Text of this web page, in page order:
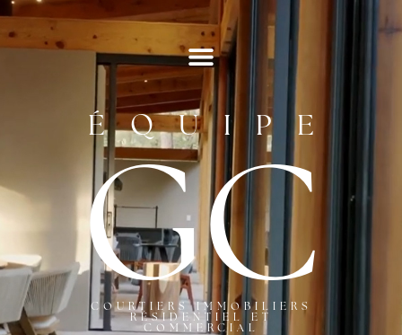
ÉQUIPE
GC
COURTIERS IMMOBILIERS
RÉSIDENTIEL ET
COMMERCIAL